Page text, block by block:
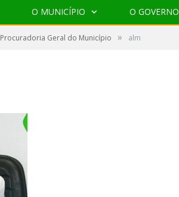
O MUNICÍPIO O GOVERNO
Procuradoria Geral do Município » alm